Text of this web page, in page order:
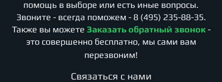
помощь в выборе или есть иные вопросы.
Звоните - всегда поможем - 8 (495) 235-88-35.
Также вы можете Заказать обратный звонок -
это совершенно бесплатно, мы сами вам
перезвоним!
Cвязаться с нами